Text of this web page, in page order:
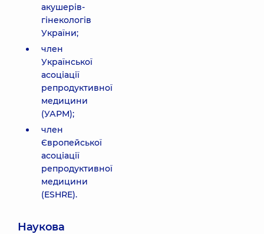
акушерів-
гінекологів
України;
член
Української
асоціації
репродуктивної
медицини
(УАРМ);
член
Європейської
асоціації
репродуктивної
медицини
(ESHRE).
Наукова